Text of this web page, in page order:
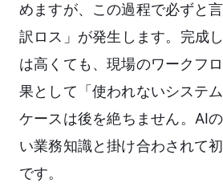
めますが、この過程で必ずと
訳ロス」が発生します。完成
は高くても、現場のワークフ
果として「使われないシステ
ケースは後を絶ちません。AI
い業務知識と掛け合わされて
です。